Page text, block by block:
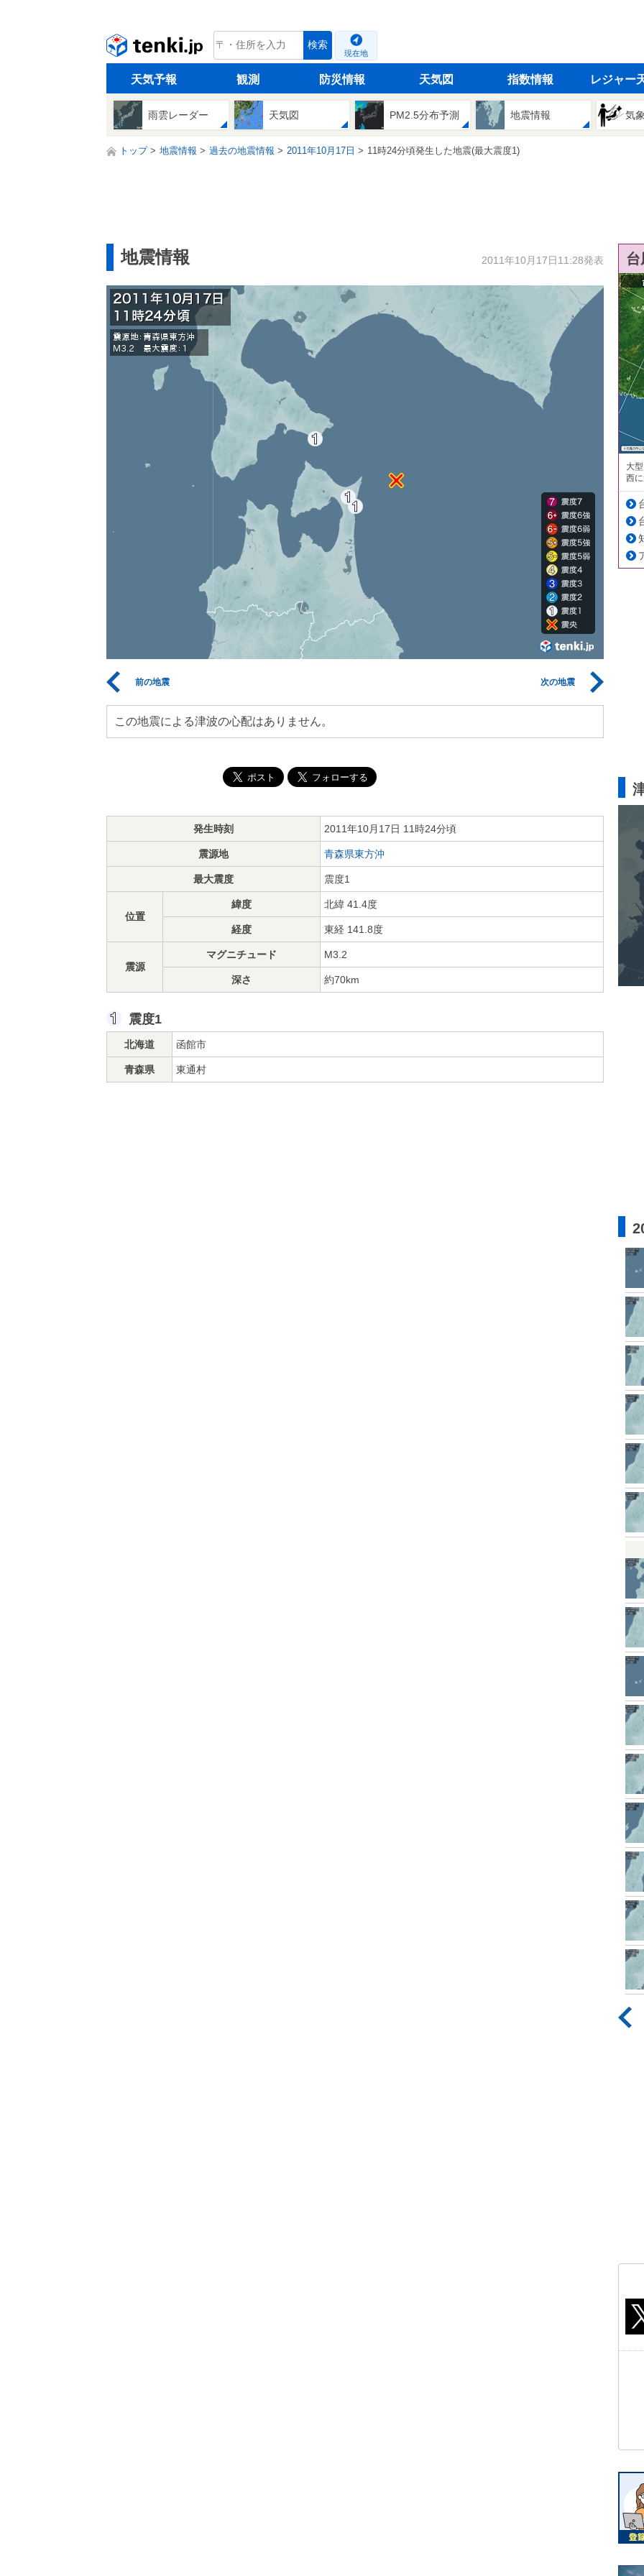
tenki.jp 検索
現在地
天気予報 観測 防災情報 天気図 指数情報 レジャー
雨雲レーダー 天気図 PM2.5分布予測 地震情報 気
トップ 地震情報 過去の地震情報 2011年10月17日 11時24分頃発生した地震(最大震度1)
地震情報 2011年10月17日11:28発表
前の地震 次の地震
この地震による津波の心配はありません。
発生時刻 2011年10月17日 11時24分頃
震源地 青森県東方沖
最大震度 震度1
位置
緯度 北緯 41.4度
経度 東経 141.8度
震源
マグニチュード M3.2
深さ 約70km
震度1
北海道 函館市
青森県 東通村
大
西